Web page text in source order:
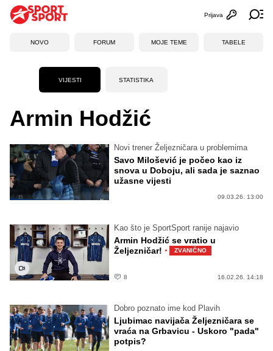
Otvori
Prijava
NOVO FORUM MOJE TEME TABELE
VIJESTI STATISTIKA
Armin Hodžić
Novi trener Željezničara u problemima
Savo Milošević je počeo kao iz
snova u Doboju, ali sada je saznao
užasne vijesti
09.03.26. 13:00
Kao što je SportSport ranije najavio
Armin Hodžić se vratio u
Željezničar! · ZVANIČNO
8 16.02.26. 14:18
Dobro poznato ime kod Plavih
Ljubimac navijača Željezničara se
vraća na Grbavicu - Uskoro "pada"
potpis?